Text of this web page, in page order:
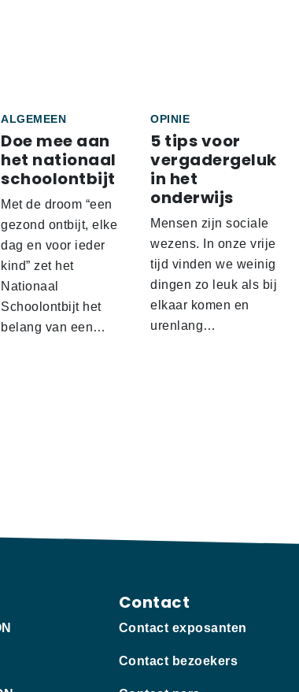
ALGEMEEN
Doe mee aan
het nationaal
schoolontbijt
Met de droom “een
gezond ontbijt, elke
dag en voor ieder
kind” zet het
Nationaal
Schoolontbijt het
belang van een…
OPINIE
5 tips voor
vergadergeluk
in het
onderwijs
Mensen zijn sociale
wezens. In onze vrije
tijd vinden we weinig
dingen zo leuk als bij
elkaar komen en
urenlang…
Contact
Contact exposanten
Contact bezoekers